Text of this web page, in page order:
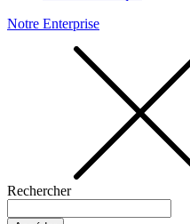
Notre Enterprise
Rechercher